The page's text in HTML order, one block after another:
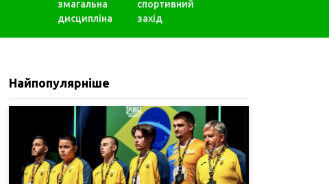
змагальна
дисципліна
спортивний
захід
Найпопулярніше